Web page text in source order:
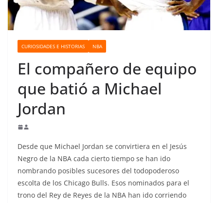
CURIOSIDADES E HISTORIAS NBA
El compañero de equipo
que batió a Michael
Jordan
Desde que Michael Jordan se convirtiera en el Jesús
Negro de la NBA cada cierto tiempo se han ido
nombrando posibles sucesores del todopoderoso
escolta de los Chicago Bulls. Esos nominados para el
trono del Rey de Reyes de la NBA han ido corriendo